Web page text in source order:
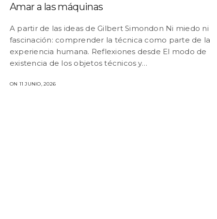
Amar a las máquinas
A partir de las ideas de Gilbert Simondon Ni miedo ni
fascinación: comprender la técnica como parte de la
experiencia humana. Reflexiones desde El modo de
existencia de los objetos técnicos y…
ON 11 JUNIO, 2026